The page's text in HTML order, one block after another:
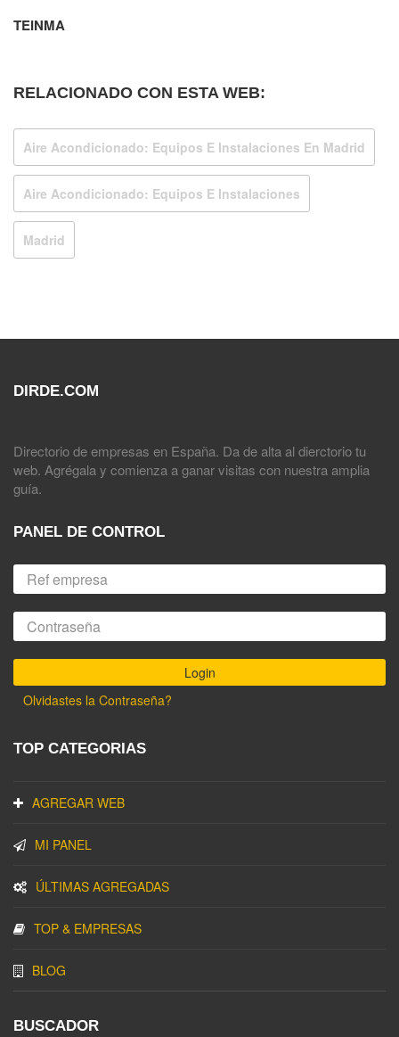
TEINMA
RELACIONADO CON ESTA WEB:
Aire Acondicionado: Equipos E Instalaciones En Madrid
Aire Acondicionado: Equipos E Instalaciones
Madrid
DIRDE.COM
Directorio de empresas en España. Da de alta al dierctorio tu
web. Agrégala y comienza a ganar visitas con nuestra amplia
guía.
PANEL DE CONTROL
Olvidastes la Contraseña?
TOP CATEGORIAS
AGREGAR WEB
MI PANEL
ÚLTIMAS AGREGADAS
TOP & EMPRESAS
BLOG
BUSCADOR